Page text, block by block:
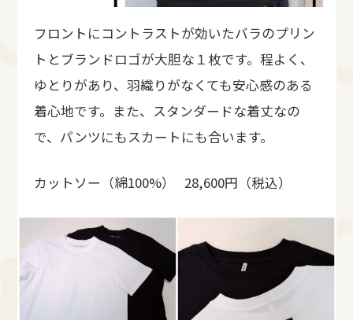
フロントにコントラストが効いたバラのプリン
トとブランドロゴが大胆な１枚です。程よく、
ゆとりがあり、羽織りがなくても安心感のある
着心地です。また、スタンダードな着丈なの
で、パンツにもスカートにも合います。
カットソー（綿100%） 28,600円（税込）